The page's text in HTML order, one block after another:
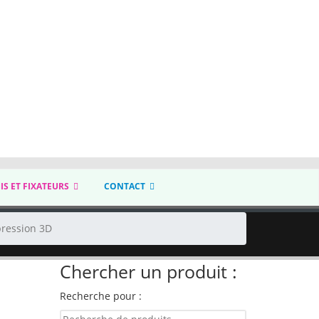
ET FIXATEURS CONTACT
3D
Chercher un produit :
Recherche pour :